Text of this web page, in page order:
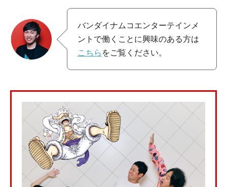
バンダイナムコエンターテインメ
ントで働くことに興味のある方は
こちら をご覧ください。